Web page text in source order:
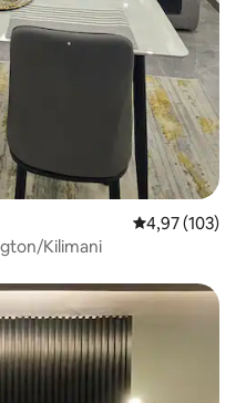
Gemiddelde
4,97 (103)
Kilimani